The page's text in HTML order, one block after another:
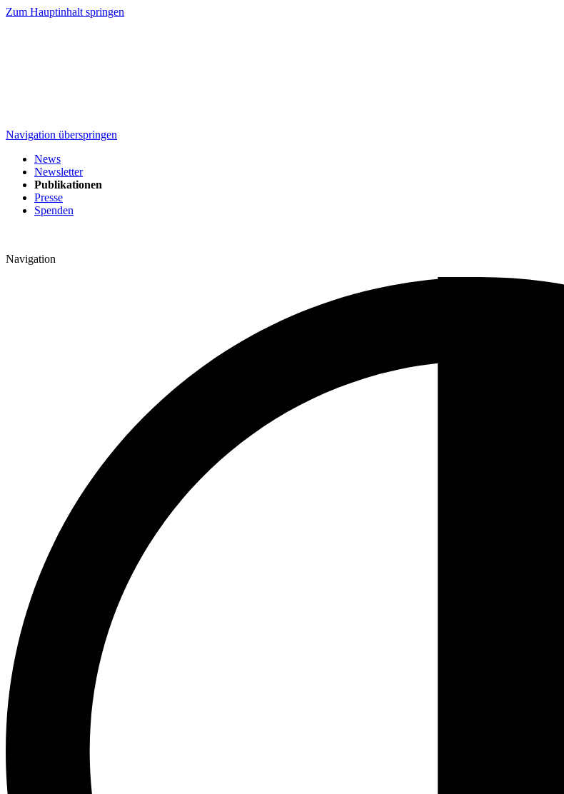
Zum Hauptinhalt springen
Navigation überspringen
News
Newsletter
Publikationen
Presse
Spenden
Navigation